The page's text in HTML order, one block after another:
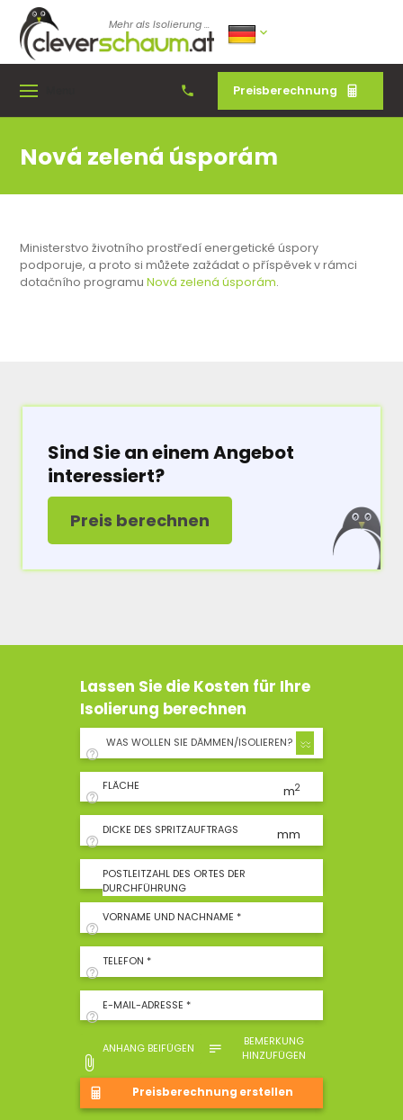
Mehr als Isolierung ...
Preisberechnung
Nová zelená úsporám
Ministerstvo životního prostředí energetické úspory
podporuje, a proto si můžete zažádat o příspěvek v rámci
dotačního programuNová zelená úsporám.
Sind Sie an einem Angebot
interessiert?
Preis berechnen
Lassen Sie die Kosten für Ihre
Isolierung berechnen
WAS WOLLEN SIE DÄMMEN/ISOLIEREN?
FLÄCHE m2
DICKE DES SPRITZAUFTRAGS mm
POSTLEITZAHL DES ORTES DER
DURCHFÜHRUNG
VORNAME UND NACHNAME *
TELEFON *
E-MAIL-ADRESSE *
ANHANG BEIFÜGEN
BEMERKUNG
HINZUFÜGEN